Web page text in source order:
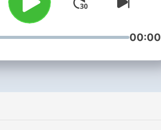
José María Molano junto a
Pablo, Javi, Jota McLeod ,Rudy
de Motel Purgatorio y Diego .
recordar molonidades
copilotado desde Galicia,
00:00